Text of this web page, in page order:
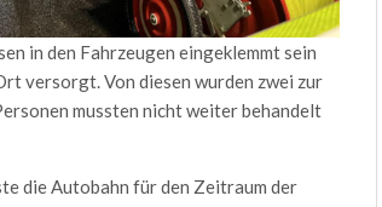
in den Fahrzeugen eingeklemmt sein
versorgt. Von diesen wurden zwei zur
mussten nicht weiter behandelt
die Autobahn für den Zeitraum der